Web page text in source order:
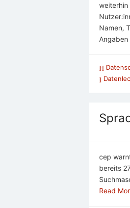
weiterhin
Namen,
cep
bereits
Read